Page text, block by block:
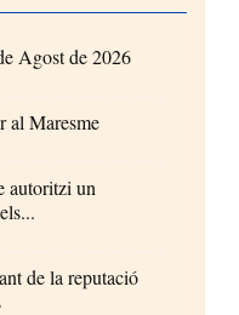
Agost de 2026
al Maresme
autoritzi un
de la reputació